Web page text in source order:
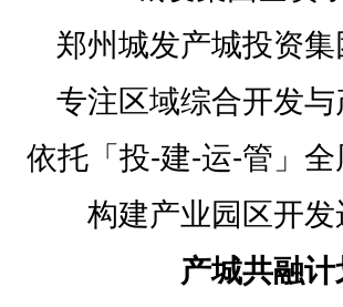
郑州城发产城投资
专注区域综合开发
依托「投-建-运-管」
构建产业园区开
产城共融计